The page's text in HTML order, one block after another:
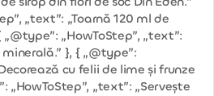
„text”: „Toarnă 120 ml de
„HowToStep”, „text”:
}, { „@type”:
cu felii de lime și frunze
„HowToStep”, „text”: „Servește